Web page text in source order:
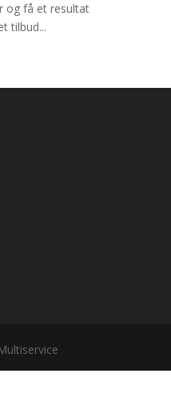
og få et resultat
tilbud...